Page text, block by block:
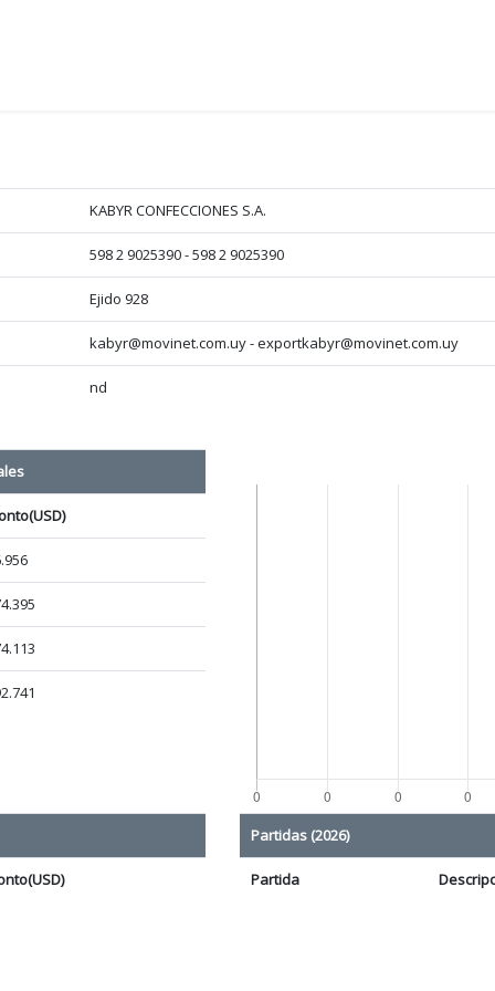
KABYR CONFECCIONES S.A.
598 2 9025390 - 598 2 9025390
Ejido 928
kabyr@movinet.com.uy - exportkabyr@movinet.com.uy
nd
Partidas (2026)
Partida